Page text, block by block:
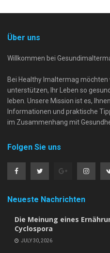
Über uns
Willkommen bei
Bei Healthy Imaltermag
unterstützen, Ihr Leben so
leben. Unsere Mission ist es,
Informationen und praktische
im Zusammenhang mit
Folgen Sie uns
Neueste Nachrichten
Die Meinung eines
Cyclospora
JULY 30, 2026